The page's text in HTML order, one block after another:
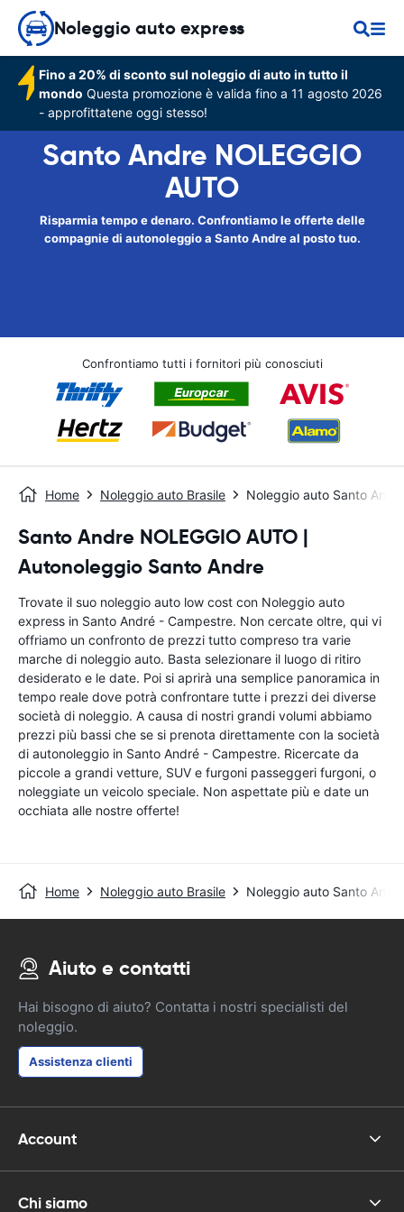
Noleggio auto express
Fino a 20% di sconto sul noleggio di auto in tutto il
mondo Questa promozione è valida fino a 11 agosto 2026
- approfittatene oggi stesso!
Santo Andre NOLEGGIO
AUTO
Risparmia tempo e denaro. Confrontiamo le offerte delle
compagnie di autonoleggio a Santo Andre al posto tuo.
Confrontiamo tutti i fornitori più conosciuti
Home Noleggio auto Brasile Noleggio auto Santo
Santo Andre NOLEGGIO AUTO |
Autonoleggio Santo Andre
Trovate il suo noleggio auto low cost con Noleggio auto
express in Santo André - Campestre. Non cercate oltre, qui vi
offriamo un confronto de prezzi tutto compreso tra varie
marche di noleggio auto. Basta selezionare il luogo di ritiro
desiderato e le date. Poi si aprirà una semplice panoramica in
tempo reale dove potrà confrontare tutte i prezzi dei diverse
società di noleggio. A causa di nostri grandi volumi abbiamo
prezzi più bassi che se si prenota direttamente con la società
di autonoleggio in Santo André - Campestre. Ricercate da
piccole a grandi vetture, SUV e furgoni passeggeri furgoni, o
noleggiate un veicolo speciale. Non aspettate più e date un
occhiata alle nostre offerte!
Home Noleggio auto Brasile Noleggio auto Santo
Aiuto e contatti
Hai bisogno di aiuto? Contatta i nostri specialisti del
noleggio.
Assistenza clienti
Account
Chi siamo